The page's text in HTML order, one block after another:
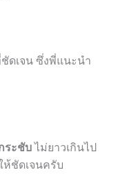
ดเจน ซึ่งพี่แนะนำ
ระชับไม่ยาวเกินไป
ห้ชัดเจนครับ